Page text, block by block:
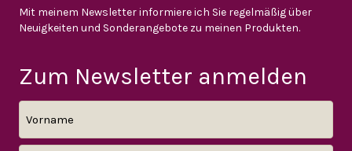
Mit meinem Newsletter informiere ich Sie regelmäßig über
Neuigkeiten und Sonderangebote zu meinen Produkten.
Zum Newsletter anmelden